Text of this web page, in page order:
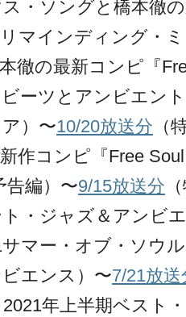
・ソングと橋本徹
マインディング・
本徹の最新コンピ『
ーツとアンビエン
）〜10/20放送分 （
作コンピ『Free
告編）〜9/15放送分
・ジャズ＆アンビ
サマー・オブ・ソウ
エンス）〜7/21放送
年上半期ベスト